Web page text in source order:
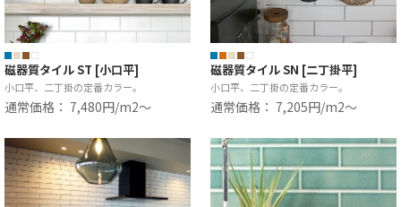
磁器質タイル ST [小口平]
小口平、二丁掛の定番カラー。
通常価格： 7,480円/m2〜
磁器質タイル SN [二丁掛平]
小口平、二丁掛の定番カラー。
通常価格： 7,205円/m2〜